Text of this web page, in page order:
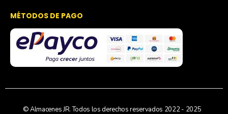
MÉTODOS DE PAGO
© Almacenes JR. Todos los derechos reservados 2022 - 2025